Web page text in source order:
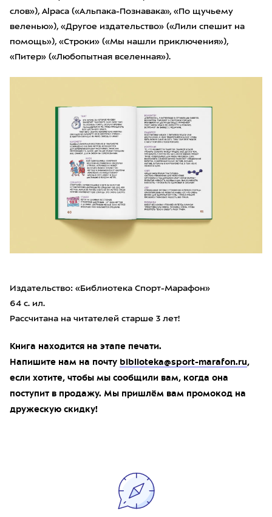
слов»), Alpaca («Альпака-Познавака», «По щучьему
веленью»), «Другое издательство» («Лили спешит на
помощь»), «Строки» («Мы нашли приключения»),
«Питер» («Любопытная вселенная»).
Издательство: «Библиотека Спорт-Марафон»
64 с. ил.
Рассчитана на читателей старше 3 лет!
Книга находится на этапе печати.
Напишите нам на почту biblioteka@sport-marafon.ru,
если хотите, чтобы мы сообщили вам, когда она
поступит в продажу. Мы пришлём вам промокод на
дружескую скидку!